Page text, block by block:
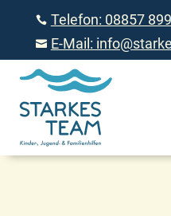
 Telefon: 08857
 E-Mail: